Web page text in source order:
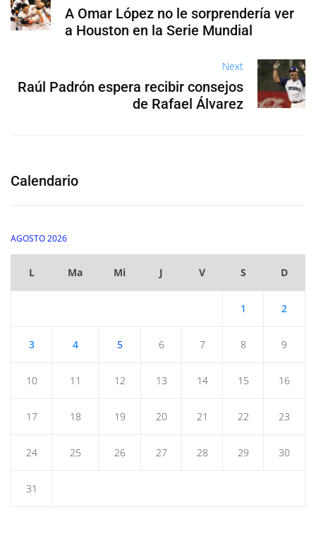
A Omar López no le sorprendería ver
a Houston en la Serie Mundial
Next
Raúl Padrón espera recibir consejos
de Rafael Álvarez
Calendario
AGOSTO 2026
L Ma Mi J V S D
1 2
3 4 5 6 7 8 9
10 11 12 13 14 15 16
17 18 19 20 21 22 23
24 25 26 27 28 29 30
31